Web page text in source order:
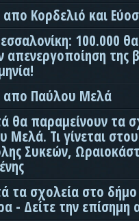
απο Κορδελιό και
100.000
απενεργοποίηση της
απο Παύλου Μελά
θα παραμείνουν τα
Μελά. Τι γίνεται
Συκεών,
τα σχολεία στο
- Δείτε την επίσημη